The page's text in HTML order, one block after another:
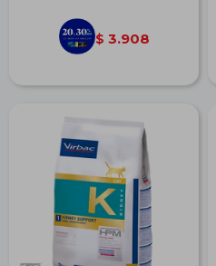
$ 3.908